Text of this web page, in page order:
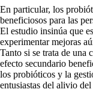
En particular, los
beneficiosos para las
El estudio insinúa que
experimentar mejoras
Tanto si se trata de una
efecto secundario
los probióticos y la
entusiastas del alivio del